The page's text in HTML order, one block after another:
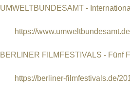
UMWELTBUNDESAMT -
https://
BERLINER FILMFESTIVALS - Fünf
https://berliner-filmfestivals.de/